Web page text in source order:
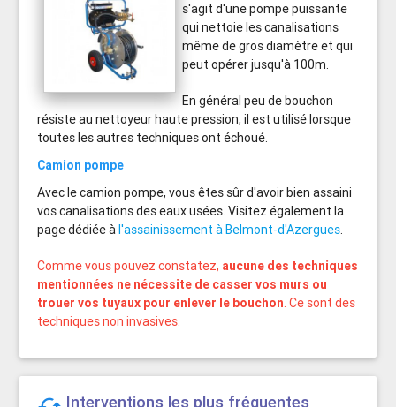
s'agit d'une pompe puissante
qui nettoie les canalisations
même de gros diamètre et qui
peut opérer jusqu'à 100m.
En général peu de bouchon
résiste au nettoyeur haute pression, il est utilisé lorsque
toutes les autres techniques ont échoué.
Camion pompe
Avec le camion pompe, vous êtes sûr d'avoir bien assaini
vos canalisations des eaux usées. Visitez également la
page dédiée àl'assainissement à Belmont-d'Azergues.
Comme vous pouvez constatez, aucune des techniques
mentionnées ne nécessite de casser vos murs ou
trouer vos tuyaux pour enlever le bouchon. Ce sont des
techniques non invasives.
Interventions les plus fréquentes